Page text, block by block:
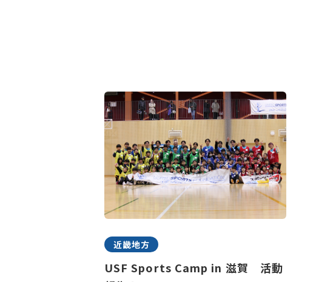
近畿地方
USF Sports Camp in 滋賀 活動